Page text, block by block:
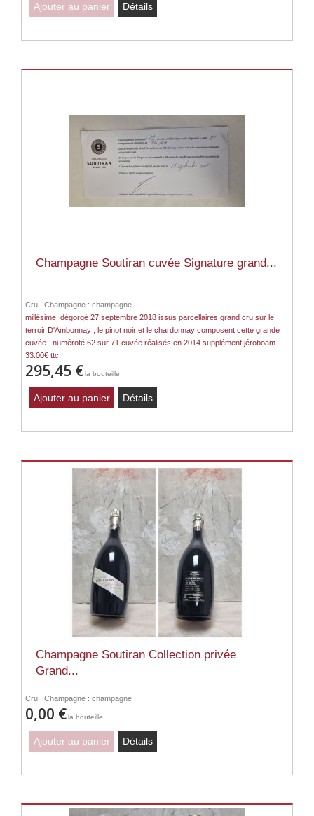
Ajouter au panier Détails
Champagne Soutiran cuvée Signature grand...
Cru : Champagne : champagne
millésime: dégorgé 27 septembre 2018 issus parcellaires grand cru sur le
terroir D'Ambonnay , le pinot noir et le chardonnay composent cette grande
cuvée . numéroté 62 sur 71 cuvée réalisés en 2014 supplément jéroboam
33.00€ ttc
295,45 €la bouteille
Ajouter au panier Détails
Champagne Soutiran Collection privée
Grand...
Cru : Champagne : champagne
0,00 €la bouteille
Ajouter au panier Détails